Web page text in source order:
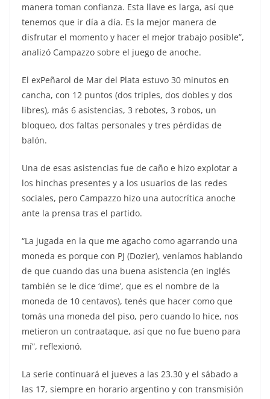
manera toman confianza. Esta llave es larga, así que
tenemos que ir día a día. Es la mejor manera de
disfrutar el momento y hacer el mejor trabajo posible”,
analizó Campazzo sobre el juego de anoche.
El exPeñarol de Mar del Plata estuvo 30 minutos en
cancha, con 12 puntos (dos triples, dos dobles y dos
libres), más 6 asistencias, 3 rebotes, 3 robos, un
bloqueo, dos faltas personales y tres pérdidas de
balón.
Una de esas asistencias fue de caño e hizo explotar a
los hinchas presentes y a los usuarios de las redes
sociales, pero Campazzo hizo una autocrítica anoche
ante la prensa tras el partido.
“La jugada en la que me agacho como agarrando una
moneda es porque con PJ (Dozier), veníamos hablando
de que cuando das una buena asistencia (en inglés
también se le dice ‘dime’, que es el nombre de la
moneda de 10 centavos), tenés que hacer como que
tomás una moneda del piso, pero cuando lo hice, nos
metieron un contraataque, así que no fue bueno para
mí”, reflexionó.
La serie continuará el jueves a las 23.30 y el sábado a
las 17, siempre en horario argentino y con transmisión